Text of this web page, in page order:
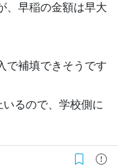
、早稲の金額は早大
で補填できそうです
るので、学校側に